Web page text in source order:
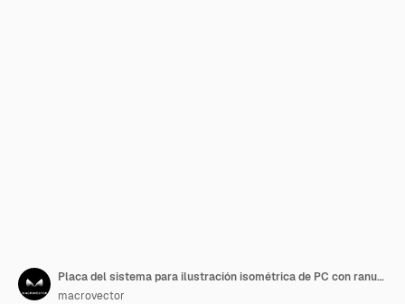
Placa del sistema para ilustración isométrica de PC con ranuras de elementos semiconductores microchips condensadores diodos transistores
macrovector